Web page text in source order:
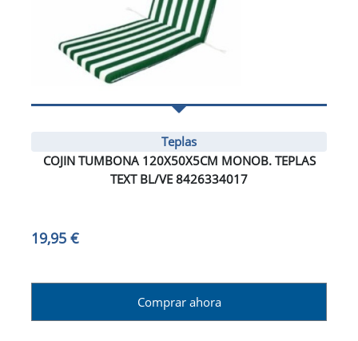
Teplas
COJIN TUMBONA 120X50X5CM MONOB. TEPLAS
TEXT BL/VE 8426334017
19,95 €
Comprar ahora